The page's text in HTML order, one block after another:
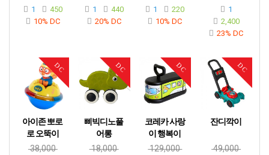
1
450
10% DC
1
440
20% DC
1
220
10% DC
1
2,400
23% DC
DC
아이존 뽀로
로 오뚝이
38,000
DC
삐빅디노풀
어롱
18,000
DC
코레카 사랑
이 행복이
129,000
DC
잔디깍이
49,000